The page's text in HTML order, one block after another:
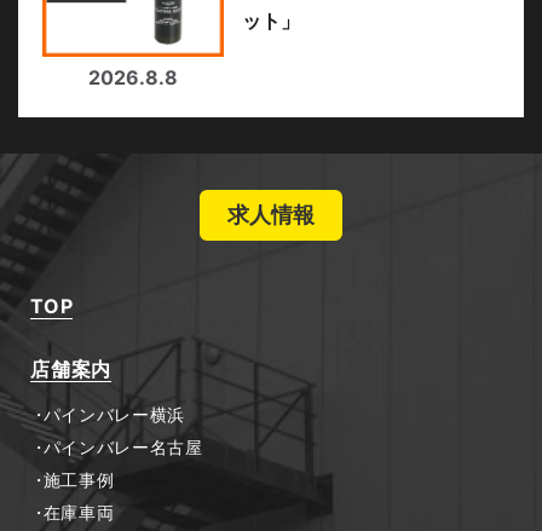
2026.8.8
ット」
求人情報
TOP
店舗案内
パインバレー横浜
パインバレー名古屋
施工事例
在庫車両